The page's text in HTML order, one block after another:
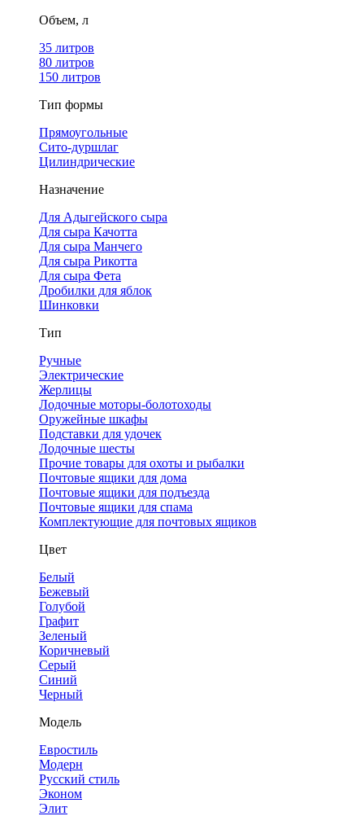
Объем, л
35 литров
80 литров
150 литров
Тип формы
Прямоугольные
Сито-дуршлаг
Цилиндрические
Назначение
Для Адыгейского сыра
Для сыра Качотта
Для сыра Манчего
Для сыра Рикотта
Для сыра Фета
Дробилки для яблок
Шинковки
Тип
Ручные
Электрические
Жерлицы
Лодочные моторы-болотоходы
Оружейные шкафы
Подставки для удочек
Лодочные шесты
Прочие товары для охоты и рыбалки
Почтовые ящики для дома
Почтовые ящики для подъезда
Почтовые ящики для спама
Комплектующие для почтовых ящиков
Цвет
Белый
Бежевый
Голубой
Графит
Зеленый
Коричневый
Серый
Синий
Черный
Модель
Евростиль
Модерн
Русский стиль
Эконом
Элит